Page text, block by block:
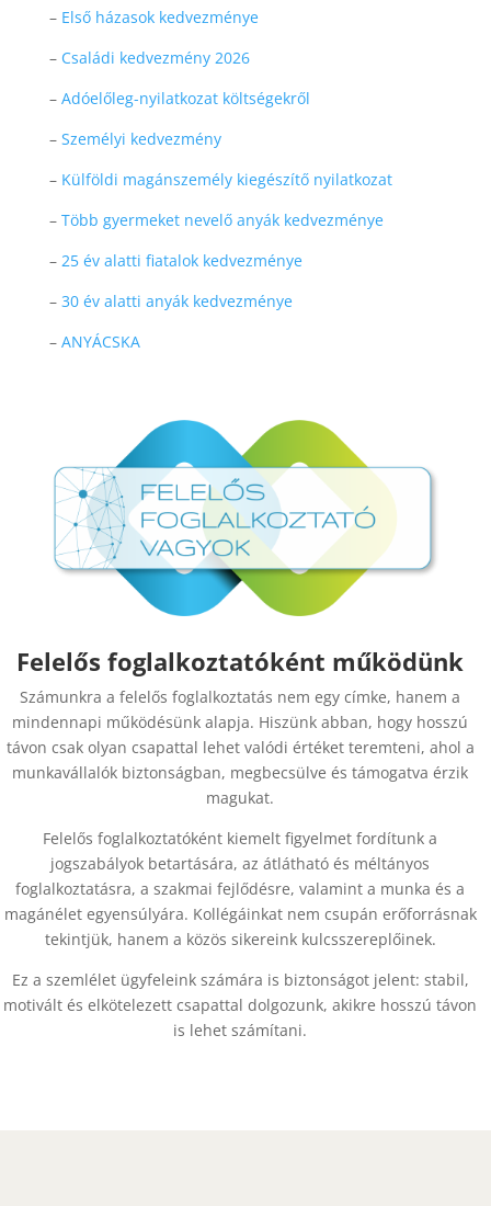
– Első házasok kedvezménye
– Családi kedvezmény 2026
– Adóelőleg-nyilatkozat költségekről
– Személyi kedvezmény
– Külföldi magánszemély kiegészítő nyilatkozat
– Több gyermeket nevelő anyák kedvezménye
– 25 év alatti fiatalok kedvezménye
– 30 év alatti anyák kedvezménye
– ANYÁCSKA
Felelős foglalkoztatóként működünk
Számunkra a felelős foglalkoztatás nem egy címke, hanem a
mindennapi működésünk alapja. Hiszünk abban, hogy hosszú
távon csak olyan csapattal lehet valódi értéket teremteni, ahol a
munkavállalók biztonságban, megbecsülve és támogatva érzik
magukat.
Felelős foglalkoztatóként kiemelt figyelmet fordítunk a
jogszabályok betartására, az átlátható és méltányos
foglalkoztatásra, a szakmai fejlődésre, valamint a munka és a
magánélet egyensúlyára. Kollégáinkat nem csupán erőforrásnak
tekintjük, hanem a közös sikereink kulcsszereplőinek.
Ez a szemlélet ügyfeleink számára is biztonságot jelent: stabil,
motivált és elkötelezett csapattal dolgozunk, akikre hosszú távon
is lehet számítani.